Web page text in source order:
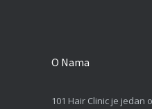
O Nama
101 Hair Clinic je